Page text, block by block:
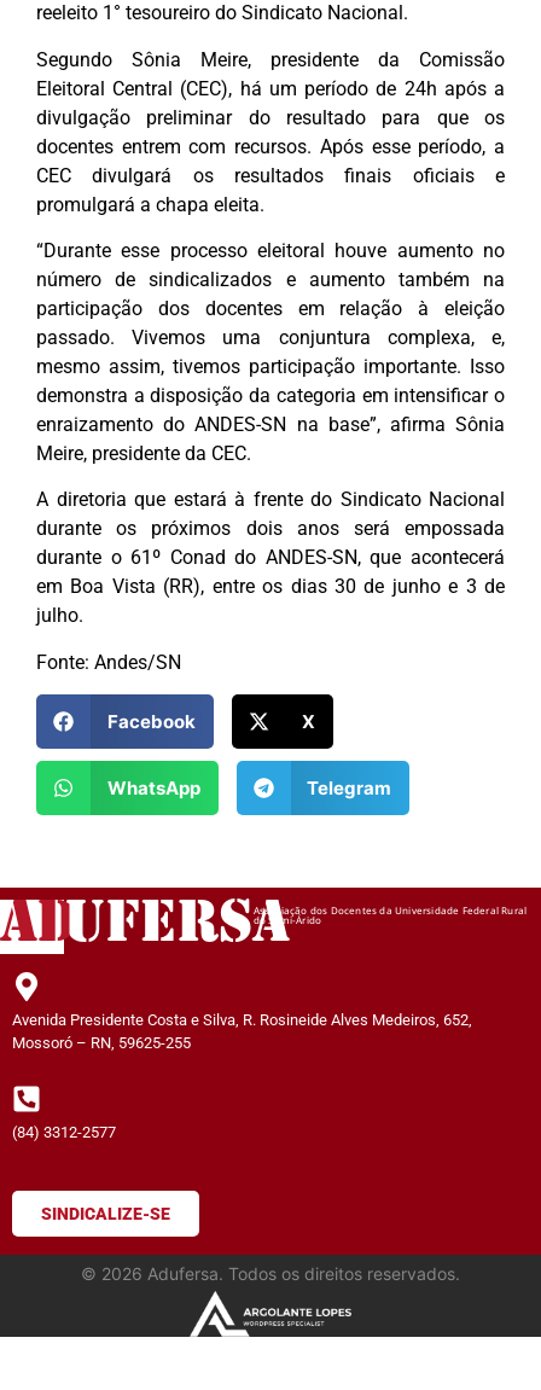
reeleito 1° tesoureiro do Sindicato Nacional.
Segundo Sônia Meire, presidente da Comissão
Eleitoral Central (CEC), há um período de 24h após a
divulgação preliminar do resultado para que os
docentes entrem com recursos. Após esse período, a
CEC divulgará os resultados finais oficiais e
promulgará a chapa eleita.
“Durante esse processo eleitoral houve aumento no
número de sindicalizados e aumento também na
participação dos docentes em relação à eleição
passado. Vivemos uma conjuntura complexa, e,
mesmo assim, tivemos participação importante. Isso
demonstra a disposição da categoria em intensificar o
enraizamento do ANDES-SN na base”, afirma Sônia
Meire, presidente da CEC.
A diretoria que estará à frente do Sindicato Nacional
durante os próximos dois anos será empossada
durante o 61º Conad do ANDES-SN, que acontecerá
em Boa Vista (RR), entre os dias 30 de junho e 3 de
julho.
Fonte: Andes/SN
Facebook X
WhatsApp Telegram
ADUFERSAAssociação dos Docentes da Universidade Federal Rural
do Semi-Árido
Avenida Presidente Costa e Silva, R. Rosineide Alves Medeiros, 652,
Mossoró – RN, 59625-255
(84) 3312-2577
SINDICALIZE-SE
© 2026 Adufersa. Todos os direitos reservados.